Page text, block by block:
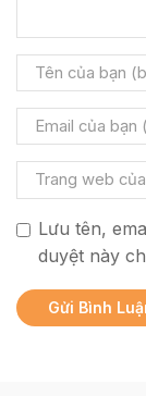
Lưu tên,
duyệt này